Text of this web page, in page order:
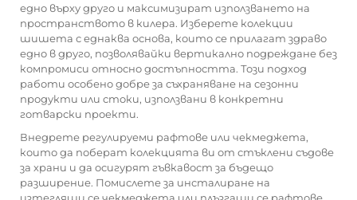
едно върху друго и максимизират използването на
пространството в килера. Изберете колекции
шишета с еднаква основа, които се прилагат здраво
едно в друго, позволявайки вертикално подреждане без
компромиси относно достъпността. Този подход
работи особено добре за съхраняване на сезонни
продукти или стоки, използвани в конкретни
готварски проекти.
Внедрете регулируеми рафтове или чекмеджета,
които да поберат колекцията ви от стъклени съдове
за храни и да осигурят гъвкавост за бъдещо
разширение. Помислете за инсталиране на